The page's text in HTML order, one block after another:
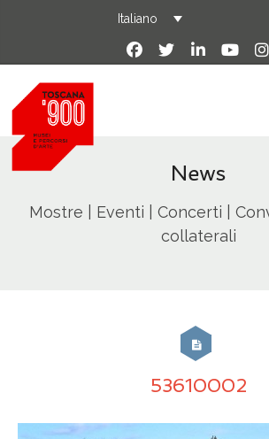
Italiano
News
Mostre | Eventi | Concerti |
collaterali
53610002